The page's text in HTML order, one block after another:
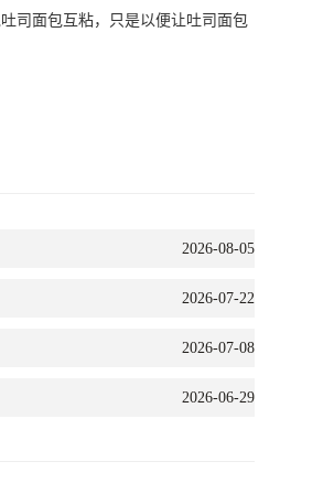
司面包互粘，只是以便让吐司面包
2026-08-05
2026-07-22
2026-07-08
2026-06-29